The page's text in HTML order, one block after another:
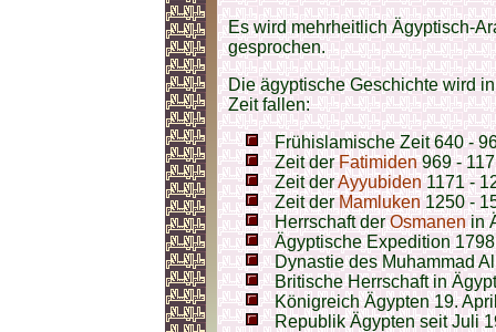
Es wird mehrheitlich Ägyptisch-
gesprochen.
Die ägyptische Geschichte wird
Zeit fallen:
Frühislamische Zeit 640 -
Zeit derFatimiden969 -
Zeit derAyyubiden1171 -
Zeit derMamluken1250 -
Herrschaft derOsmanenin
Ägyptische Expedition
Dynastie des Muhammad
Britische Herrschaft in
Königreich Ägypten 19.
Republik Ägypten seit Juli